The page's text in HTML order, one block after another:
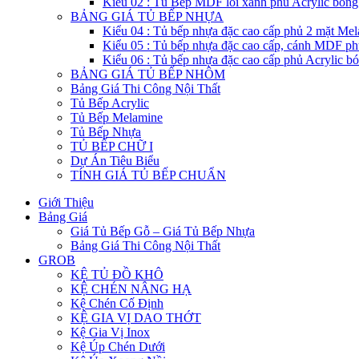
BẢNG GIÁ TỦ BẾP NHỰA
Kiểu 04 : Tủ bếp nhựa đặc cao cấp phủ 2 mặt
Kiểu 05 : Tủ bếp nhựa đặc cao cấp, cánh MDF
Kiểu 06 : Tủ bếp nhựa đặc cao cấp phủ Acrylic
BẢNG GIÁ TỦ BẾP NHÔM
Bảng Giá Thi Công Nội Thất
Tủ Bếp Acrylic
Tủ Bếp Melamine
Tủ Bếp Nhựa
TỦ BẾP CHỮ I
Dự Án Tiêu Biểu
TÍNH GIÁ TỦ BẾP CHUẨN
Giới Thiệu
Bảng Giá
Giá Tủ Bếp Gỗ – Giá Tủ Bếp Nhựa
Bảng Giá Thi Công Nội Thất
GROB
KỆ TỦ ĐỒ KHÔ
KỆ CHÉN NÂNG HẠ
Kệ Chén Cố Định
KỆ GIA VỊ DAO THỚT
Kệ Gia Vị Inox
Kệ Úp Chén Dưới